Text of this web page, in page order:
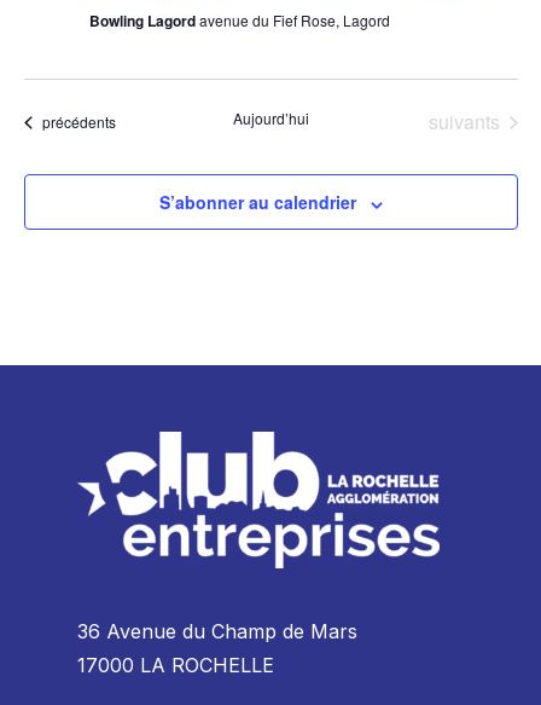
Bowling Lagordavenue du Fief Rose, Lagord
Évènements
précédents Aujourd’hui Évènements
suivants
S’abonner au calendrier
36 Avenue du Champ de Mars
17000 LA ROCHELLE